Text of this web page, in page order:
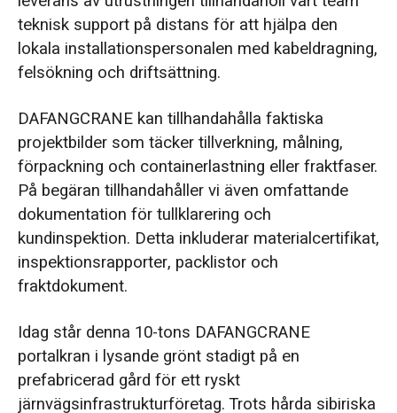
teknisk support på distans för att hjälpa den
lokala installationspersonalen med kabeldragning,
felsökning och driftsättning.
DAFANGCRANE kan tillhandahålla faktiska
projektbilder som täcker tillverkning, målning,
förpackning och containerlastning eller fraktfaser.
På begäran tillhandahåller vi även omfattande
dokumentation för tullklarering och
kundinspektion. Detta inkluderar materialcertifikat,
inspektionsrapporter, packlistor och
fraktdokument.
Idag står denna 10-tons DAFANGCRANE
portalkran i lysande grönt stadigt på en
prefabricerad gård för ett ryskt
järnvägsinfrastrukturföretag. Trots hårda sibiriska